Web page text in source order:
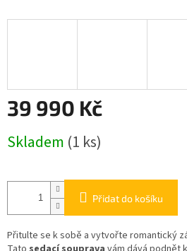
39 990 Kč
cena:
Skladem (1 ks)
Přidat do košíku
Přitulte se k sobě a vytvořte romantický